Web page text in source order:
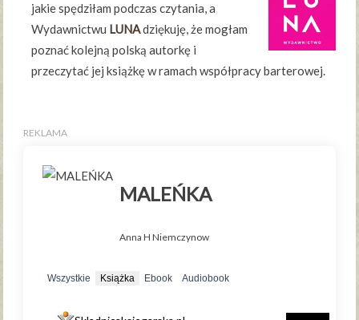
jakie spędziłam podczas czytania, a
Wydawnictwu LUNAdziękuję, że mogłam
poznać kolejną polską autorkę i
przeczytać jej książkę w ramach współpracy barterowej.